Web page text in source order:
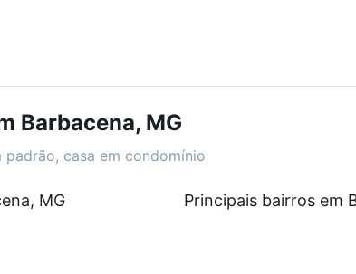
como piscina, academia, salão de festas
no processo de compra, veja em nosso
e conforto. Loft, com você até as chaves.
Barbacena, MG
padrão, casa em condomínio
MG Principais bairros em